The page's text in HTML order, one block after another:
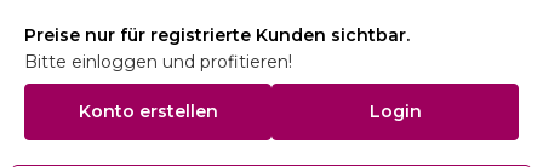
Preise nur für registrierte Kunden sichtbar.
Bitte einloggen und profitieren!
Konto erstellen Login